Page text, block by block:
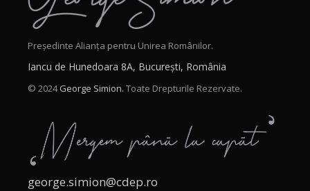
Președinte Alianța pentru Unirea Românilor.
Iancu de Hunedoara 8A, București, România
© 2024George Simion. Toate Drepturile Rezervate.
george.simion@cdep.ro